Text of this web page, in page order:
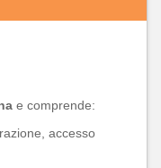
e comprende:
accesso